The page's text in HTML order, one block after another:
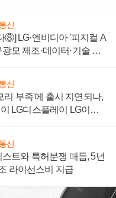
신
⑧] LG·엔비디아 '피지컬 A
광모 제조·데이터·기술 결
신
리 부족'에 출시 지연되나,
LG디스플레이 LG이노
신
트와 특허분쟁 매듭, 5년
라이선스비 지급